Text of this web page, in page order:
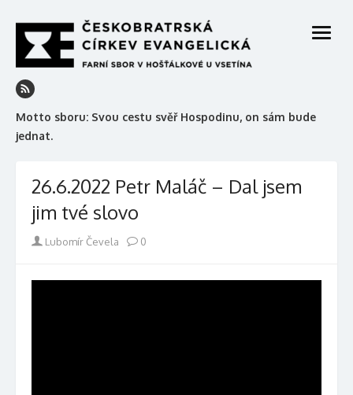
to
content
Motto sboru: Svou cestu svěř Hospodinu, on sám bude
jednat.
open
26.6.2022 Petr Maláč – Dal jsem
jim tvé slovo
Author
Lubomír Čevela 0